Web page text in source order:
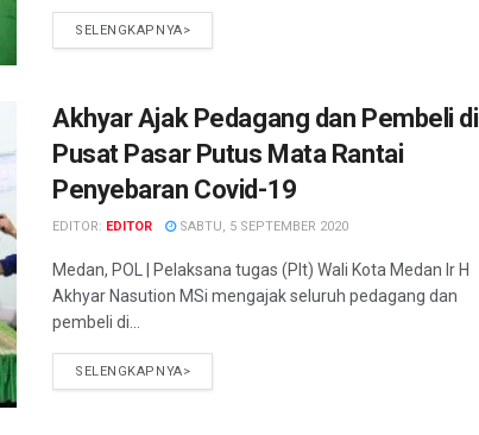
SELENGKAPNYA>
Akhyar Ajak Pedagang dan Pembeli di
Pusat Pasar Putus Mata Rantai
Penyebaran Covid-19
EDITOR: EDITOR SABTU, 5 SEPTEMBER 2020
Medan, POL | Pelaksana tugas (Plt) Wali Kota Medan Ir H
Akhyar Nasution MSi mengajak seluruh pedagang dan
pembeli di...
SELENGKAPNYA>